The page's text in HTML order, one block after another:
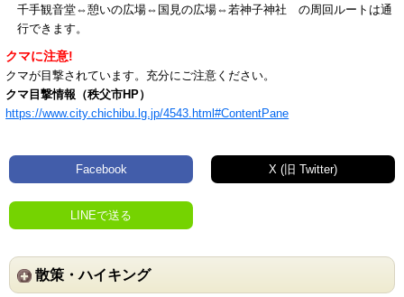
千手観音堂⇔憩いの広場⇔国見の広場⇔若神子神社 の周回ルートは通
行できます。
クマに注意!
クマが目撃されています。充分にご注意ください。
クマ目撃情報（秩父市HP）
https://www.city.chichibu.lg.jp/4543.html#ContentPane
Facebook X (旧 Twitter)
LINEで送る
散策・ハイキング